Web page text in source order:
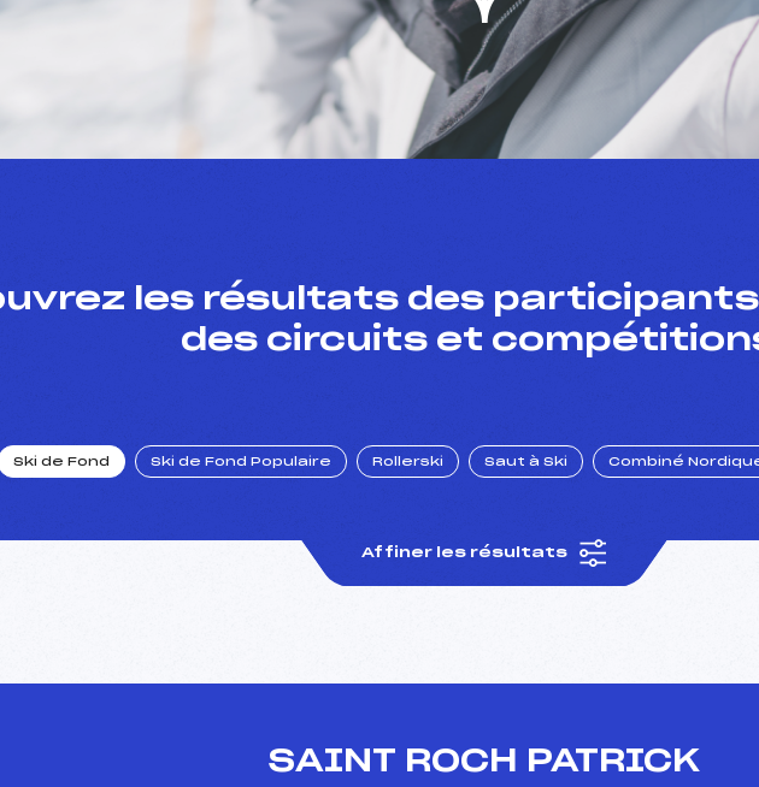
les résultats des participants
des circuits et
Ski de Fond Ski de Fond Populaire Rollerski Saut à Ski Combiné
Affiner les résultats
SAINT ROCH PATRICK